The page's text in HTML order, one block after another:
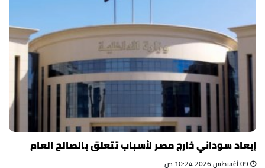
إبعاد سوداني خارج مصر لأسباب تتعلق بالصالح العام